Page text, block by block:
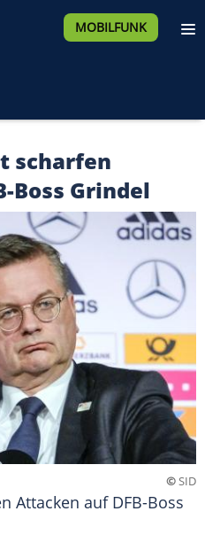
MOBILFUNK
scharfen
Boss Grindel
©SID
Attacken auf DFB-Boss